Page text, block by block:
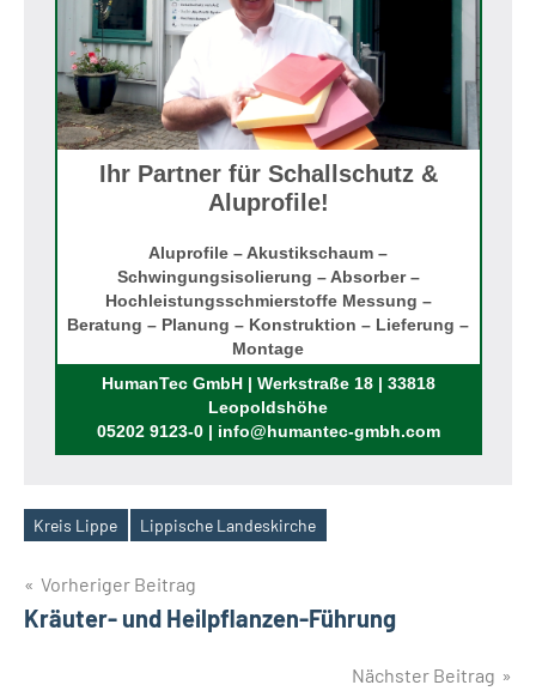
Ihr Partner für Schallschutz &
Aluprofile!
Aluprofile – Akustikschaum –
Schwingungsisolierung – Absorber –
Hochleistungsschmierstoffe Messung –
Beratung – Planung – Konstruktion – Lieferung –
Montage
Rufen Sie uns an!
HumanTec GmbH | Werkstraße 18 | 33818
Leopoldshöhe
05202 9123-0 | info@humantec-gmbh.com
Schlagwörter
Kreis Lippe Lippische Landeskirche
Beitragsnavigation
Vorheriger Beitrag
Kräuter- und Heilpflanzen-Führung
Nächster Beitrag